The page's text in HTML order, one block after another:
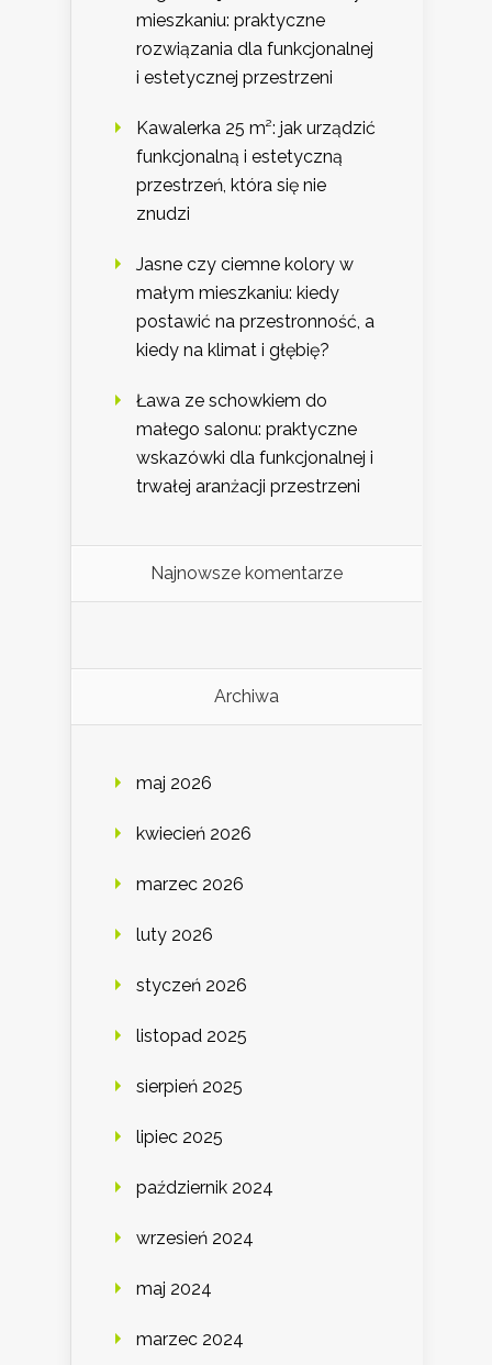
mieszkaniu: praktyczne
rozwiązania dla funkcjonalnej
i estetycznej przestrzeni
Kawalerka 25 m²: jak urządzić
funkcjonalną i estetyczną
przestrzeń, która się nie
znudzi
Jasne czy ciemne kolory w
małym mieszkaniu: kiedy
postawić na przestronność, a
kiedy na klimat i głębię?
Ława ze schowkiem do
małego salonu: praktyczne
wskazówki dla funkcjonalnej i
trwałej aranżacji przestrzeni
Najnowsze komentarze
Archiwa
maj 2026
kwiecień 2026
marzec 2026
luty 2026
styczeń 2026
listopad 2025
sierpień 2025
lipiec 2025
październik 2024
wrzesień 2024
maj 2024
marzec 2024